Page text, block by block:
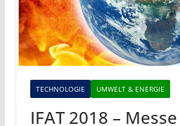
TECHNOLOGIE UMWELT & ENERGIE
IFAT 2018 –